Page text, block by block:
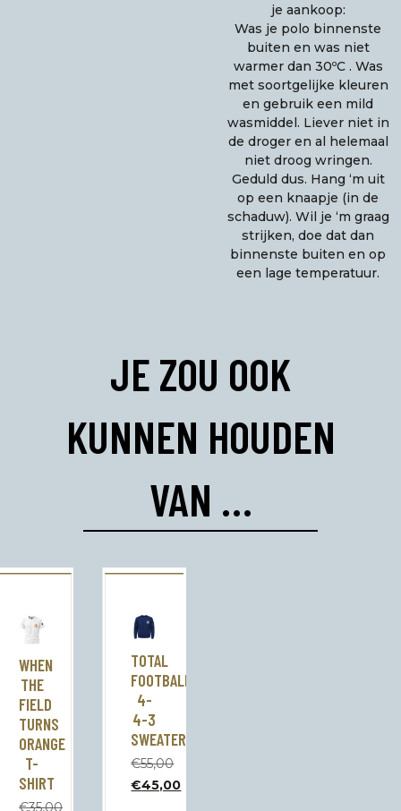
je aankoop:
Was je polo binnenste
buiten en was niet
warmer dan 30ºC . Was
met soortgelijke kleuren
en gebruik een mild
wasmiddel. Liever niet in
de droger en al helemaal
niet droog wringen.
Geduld dus. Hang ‘m uit
op een knaapje (in de
schaduw). Wil je ‘m graag
strijken, doe dat dan
binnenste buiten en op
een lage temperatuur.
JE ZOU OOK
KUNNEN HOUDEN
VAN …
WHEN
THE
FIELD
TURNS
ORANGE
T-
SHIRT
€35,00
TOTAL
FOOTBALL
4-
4-3
SWEATER
€55,00
Oorspronkelijke
prijs
€45,00